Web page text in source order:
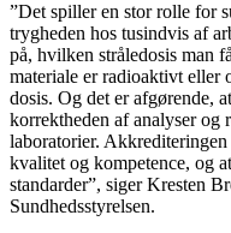
”Det spiller en stor rolle for
trygheden hos tusindvis af
på, hvilken stråledosis man
materiale er radioaktivt eller
dosis. Og det er afgørende,
korrektheden af analyser og
laboratorier.
kvalitet og kompetence, og
standarder”, siger Kresten
Sundhedsstyrelsen.